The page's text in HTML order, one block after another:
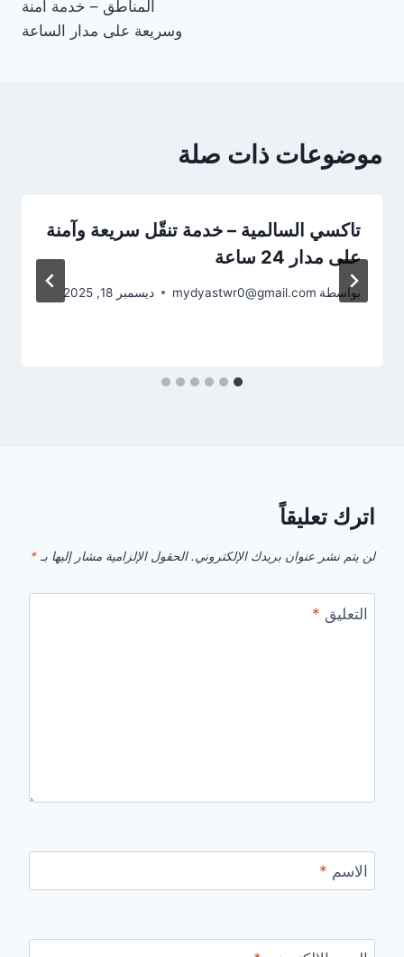
المناطق – خدمة آمنة
وسريعة على مدار الساعة
موضوعات ذات صلة
تاكسي السالمية – خدمة تنقّل سريعة وآمنة
على مدار 24 ساعة
بواسطة mydyastwr0@gmail.com ديسمبر 18, 2025
اترك تعليقاً
لن يتم نشر عنوان بريدك الإلكتروني. الحقول الإلزامية مشار إليها بـ *
التعليق *
الاسم *